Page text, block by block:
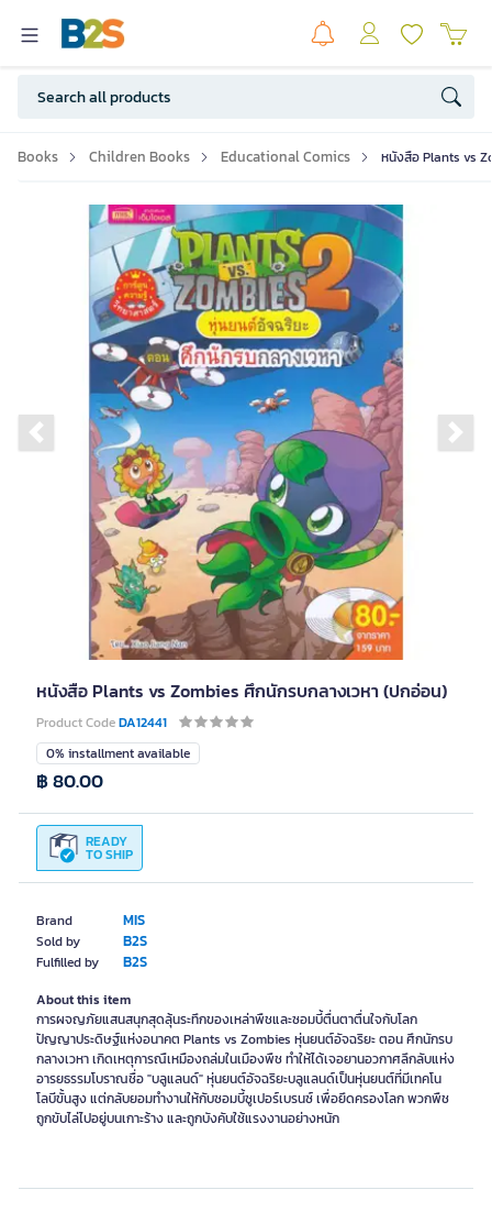
Books Children Books Educational Comics หนังสือ Plants vs
Previous slide
หนังสือ Plants vs Zombies ศึกนักรบกลางเวหา (ปกอ่อน)
Product CodeDA12441
Brand MIS
Sold by B2S
Fulfilled by B2S
0% installment available
READY
TO SHIP
฿ 80.00
About this item
การผจญภัยแสนสนุกสุดลุ้นระทึกของเหล่าพืชและซอมบี้ตื่นตาตื่นใจกับโลก
ปัญญาประดิษฐ์แห่งอนาคต Plants vs Zombies หุ่นยนต์อัจฉริยะ ตอน ศึกนักรบ
กลางเวหา เกิดเหตุการณืเหมืองถล่มในเมืองพืช ทำให้ได้เจอยานอวกาศลึกลับแห่ง
อารยธรรมโบราณชื่อ "บลูแลนด์" หุ่นยนต์อัจฉริยะบลูแลนด์เป็นหุ่นยนต์ที่มีเทคโน
โลบีขั้นสูง แต่กลับยอมทำงานให้กับซอมบี้ซูเปอร์เบรนซ์ เพื่อยึดครองโลก พวกพืช
ถูกขับไล่ไปอยู่บนเกาะร้าง และถูกบังคับใช้แรงงานอย่างหนัก